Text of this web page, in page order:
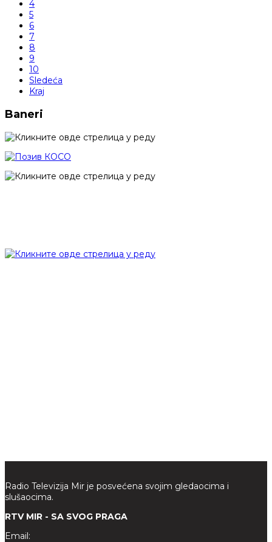
4
5
6
7
8
9
10
Sledeća
Kraj
Baneri
Radio Televizija Mir je posvećena svojim gledaocima i
slušaocima.
RTV MIR - SA SVOG PRAGA
Email: